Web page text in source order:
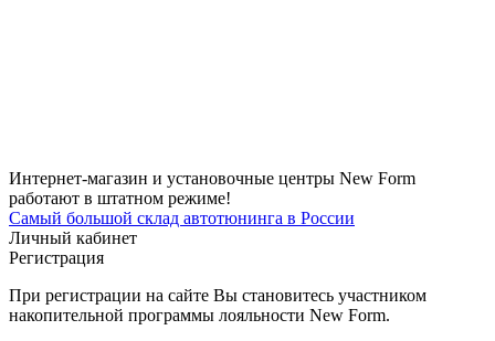
Интернет-магазин и установочные центры New Form
работают в штатном режиме!
Самый большой склад автотюнинга в России
Личный кабинет
Регистрация
При регистрации на сайте Вы становитесь участником
накопительной программы лояльности New Form.